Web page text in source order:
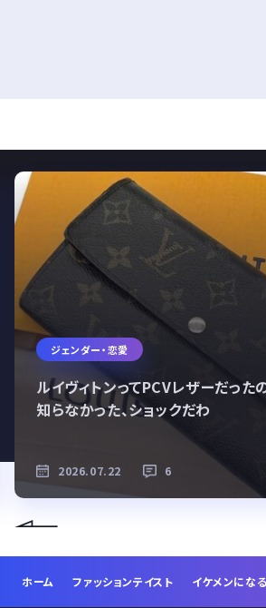
ジェンダー・恋愛
ルイヴィトンってPCVレザーだっ
知らなかった、ショックだわ
2026.07.22 6
ホーム ファッションテイスト イケメンにな